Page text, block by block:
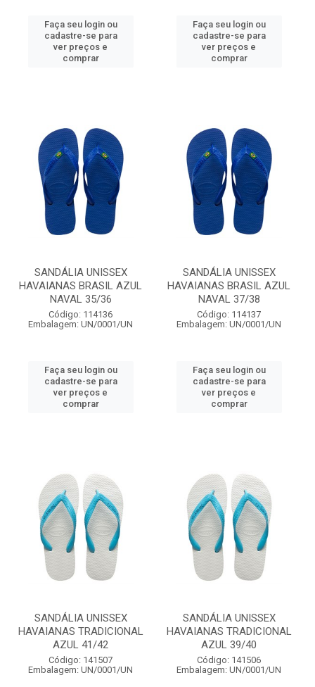
Faça seu login ou
cadastre-se para
ver preços e
comprar
Faça seu login ou
cadastre-se para
ver preços e
comprar
SANDÁLIA UNISSEX
HAVAIANAS BRASIL AZUL
NAVAL 35/36
Código: 114136
Embalagem: UN/0001/UN
Faça seu login ou
cadastre-se para
ver preços e
comprar
SANDÁLIA UNISSEX
HAVAIANAS BRASIL AZUL
NAVAL 37/38
Código: 114137
Embalagem: UN/0001/UN
Faça seu login ou
cadastre-se para
ver preços e
comprar
SANDÁLIA UNISSEX
HAVAIANAS TRADICIONAL
AZUL 41/42
Código: 141507
Embalagem: UN/0001/UN
SANDÁLIA UNISSEX
HAVAIANAS TRADICIONAL
AZUL 39/40
Código: 141506
Embalagem: UN/0001/UN